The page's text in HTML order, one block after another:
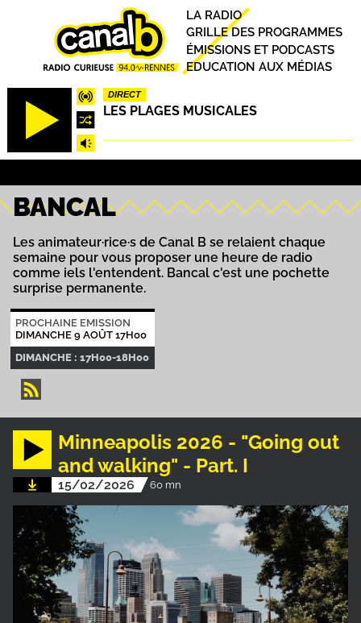
DIRECT
LES PLAGES MUSICALES
Principal
LA RADIO
GRILLE DES PROGRAMMES
ÉMISSIONS ET PODCASTS
EDUCATION AUX MÉDIAS
BANCAL
Les animateur·rice·s de Canal B se relaient chaque
semaine pour vous proposer une heure de radio
comme iels l'entendent. Bancal c'est une pochette
surprise permanente.
PROCHAINE EMISSION
DIMANCHE 9 AOÛT 17H00
DIMANCHE : 17H00-18H00
Minneapolis 2026 - "Going out
and walking" - Part. I
15/02/2026 60 mn